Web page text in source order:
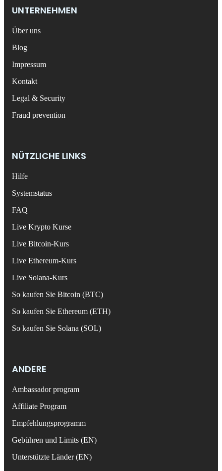
UNTERNEHMEN
Über uns
Blog
Impressum
Kontakt
Legal & Security
Fraud prevention
NÜTZLICHE LINKS
Hilfe
Systemstatus
FAQ
Live Krypto Kurse
Live Bitcoin-Kurs
Live Ethereum-Kurs
Live Solana-Kurs
So kaufen Sie Bitcoin (BTC)
So kaufen Sie Ethereum (ETH)
So kaufen Sie Solana (SOL)
ANDERE
Ambassador program
Affiliate Program
Empfehlungsprogramm
Gebühren und Limits (EN)
Unterstützte Länder (EN)